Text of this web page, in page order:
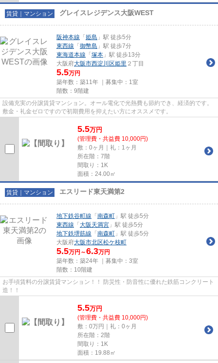
賃貸｜マンション グレイスレジデンス大阪WEST
阪神本線 「 姫島 」駅 徒歩5分
東西線 「 御幣島 」駅 徒歩7分
東海道本線 「 塚本 」駅 徒歩13分
大阪府大阪市西淀川区姫里 ２丁目
5.5万円
築年数：築11年 ｜募集中： 1室
階数：9階建
設備充実の分譲賃貸マンション。オール電化で光熱費も節約でき、経済的です。
敷金・礼金ゼロですので初期費用を抑えたい方にオススメです。
5.5万円
(管理費・共益費 10,000円)
敷：0ヶ月｜礼：1ヶ月
所在階：7階
間取り：1K
面積：24.00㎡
賃貸｜マンション エスリード東天満第2
地下鉄谷町線 「 南森町 」駅 徒歩5分
東西線 「 大阪天満宮 」駅 徒歩5分
地下鉄堺筋線 「 南森町 」駅 徒歩5分
大阪府大阪市北区松ケ枝町
5.5万円～6.3万円
築年数：築24年 ｜募集中： 3室
階数：10階建
お手頃賃料の分譲賃貸マンション！！ 防災性・防音性に優れた鉄筋コンクリート
造！！
5.5万円
(管理費・共益費 10,000円)
敷：0万円｜礼：0ヶ月
所在階：2階
間取り：1K
面積：19.88㎡